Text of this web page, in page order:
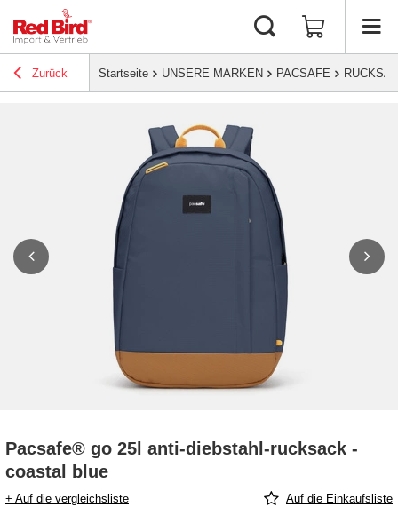
Zurück Startseite UNSERE MARKEN PACSAFE
Pacsafe® go 25l anti-diebstahl-rucksack -
coastal blue
+ Auf die vergleichsliste Auf die Einkaufsliste